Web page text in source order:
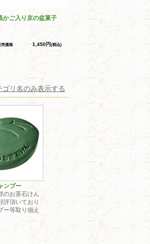
かご入り京の盆菓子
売価格 1,450円(税込)
ゴリ名のみ表示する
ンプー
のお茶石けん
評頂いており
ー等取り揃え